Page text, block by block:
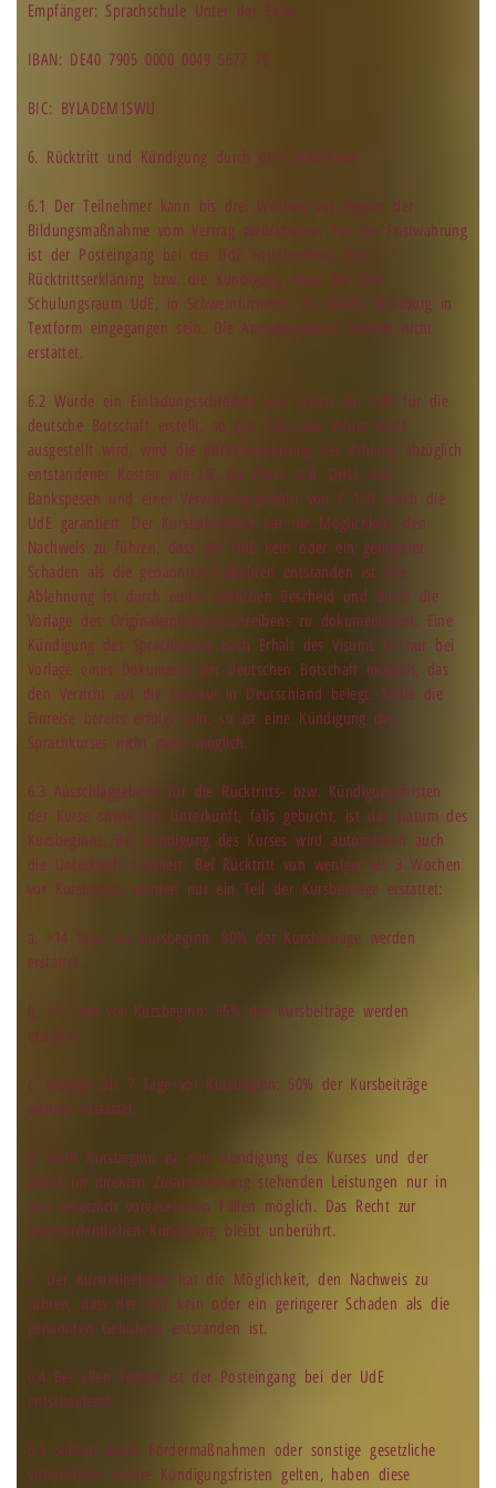
Empfänger: Sprachschule Unter der Eiche
IBAN: DE40 7905 0000 0049 5677 79
BIC: BYLADEM1SWU
6. Rücktritt und Kündigung durch den Teilnehmer
6.1 Der Teilnehmer kann bis drei Wochen vor Beginn der
Bildungsmaßnahme vom Vertrag zurücktreten. Für die Fristwahrung
ist der Posteingang bei der UdE entscheidend. Die
Rücktrittserklärung bzw. die Kündigung muss bei dem
Schulungsraum UdE, in Schweinfurterstr. 28, 97076, Würzburg in
Textform eingegangen sein. Die Anmeldegebühr werden nicht
erstattet.
6.2 Wurde ein Einladungsschreiben von Seiten der UdE für die
deutsche Botschaft erstellt, so gilt: Falls das Visum nicht
ausgestellt wird, wird die Rücküberweisung der Zahlung abzüglich
entstandener Kosten wie z.B. für Porto (z.B. DHL), der
Bankspesen und einer Verwaltungsgebühr von € 150 durch die
UdE garantiert. Der Kursteilnehmer hat die Möglichkeit, den
Nachweis zu führen, dass der UdE kein oder ein geringerer
Schaden als die genannten Gebühren entstanden ist. Die
Ablehnung ist durch einen amtlichen Bescheid und durch die
Vorlage des Originaleinladungsschreibens zu dokumentieren. Eine
Kündigung des Sprachkurses nach Erhalt des Visums ist nur bei
Vorlage eines Dokuments der deutschen Botschaft möglich, das
den Verzicht auf die Einreise in Deutschland belegt. Sollte die
Einreise bereits erfolgt sein, so ist eine Kündigung des
Sprachkurses nicht mehr möglich.
6.3 Ausschlaggebend für die Rücktritts- bzw. Kündigungsfristen
der Kurse sowie der Unterkunft, falls gebucht, ist das Datum des
Kursbeginns. Bei Kündigung des Kurses wird automatisch auch
die Unterkunft storniert. Bei Rücktritt von weniger als 3 Wochen
vor Kursbeginn werden nur ein Teil der Kursbeiträge erstattet:
a. >14 Tage vor Kursbeginn: 80% der Kursbeiträge werden
erstattet.
b. >7 Tage vor Kursbeginn: 65% der Kursbeiträge werden
erstattet.
c. weniger als 7 Tage vor Kursbeginn: 50% der Kursbeiträge
werden erstattet.
d. Nach Kursbeginn ist eine Kündigung des Kurses und der
damit im direkten Zusammenhang stehenden Leistungen nur in
den gesetzlich vorgesehenen Fällen möglich. Das Recht zur
außerordentlichen Kündigung bleibt unberührt.
e. Der Kursteilnehmer hat die Möglichkeit, den Nachweis zu
führen, dass der UdE kein oder ein geringerer Schaden als die
genannten Gebühren entstanden ist.
6.4 Bei allen Fristen ist der Posteingang bei der UdE
entscheidend.
6.5 Sollten durch Fördermaßnahmen oder sonstige gesetzliche
Vorschriften andere Kündigungsfristen gelten, haben diese